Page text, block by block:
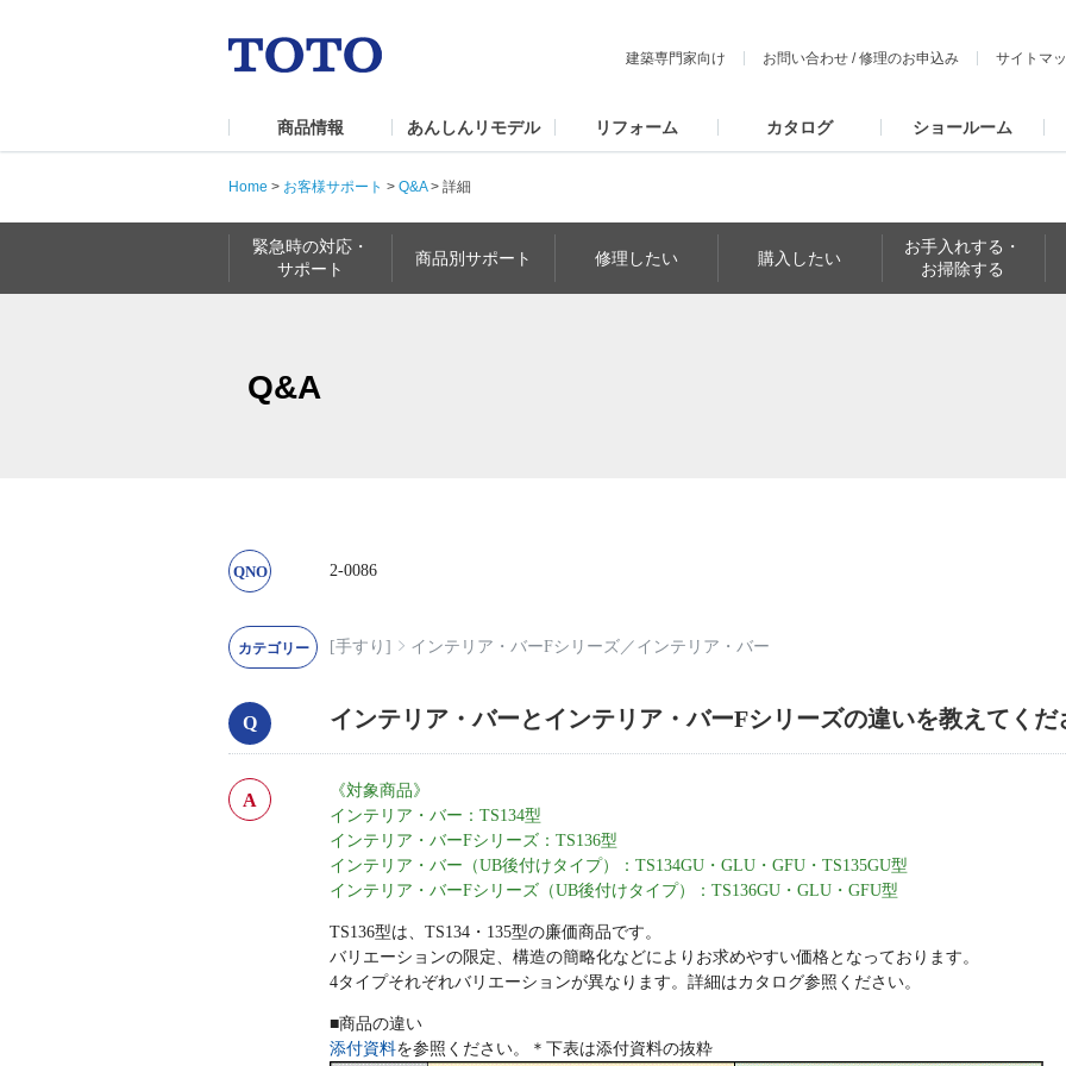
建築専門家向け お問い合わせ /修理のお申込み サイトマ
商品情報 あんしんリモデル リフォーム カタログ ショールーム
Home > お客様サポート > Q&A> 詳細
緊急時の対応・
サポート
商品別サポート 修理したい 購入したい
お手入れする・
お掃除する
Q&A
2-0086
[手すり] インテリア・バーFシリーズ／ インテリア・バー
インテリア・バーとインテリア・バーFシリーズの違いを教えてくだ
《対象商品》
インテリア・バー：TS134型
インテリア・バーFシリーズ：TS136型
インテリア・バー（UB後付けタイプ）：TS134GU・GLU・GFU・TS135GU型
インテリア・バーFシリーズ（UB後付けタイプ）：TS136GU・GLU・GFU型
TS136型は、TS134・135型の廉価商品です。
バリエーションの限定、構造の簡略化などによりお求めやすい価格となっております。
4タイプそれぞれバリエーションが異なります。詳細はカタログ参照ください。
■商品の違い
添付資料を参照ください。＊下表は添付資料の抜粋